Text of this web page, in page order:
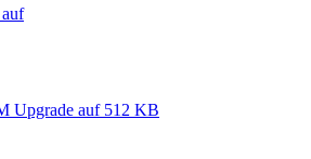
Upgrade auf 512 KB